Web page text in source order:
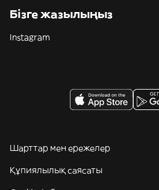
Бізге жазылыңыз
Instagram
Шарттар мен ережелер
Құпиялылық саясаты